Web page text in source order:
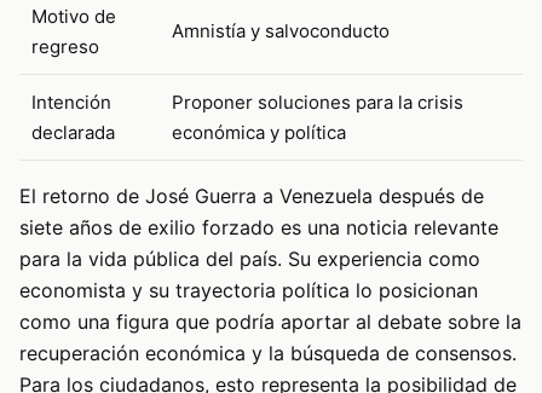
Motivo de
regreso
Amnistía y salvoconducto
Intención
declarada
Proponer soluciones para la crisis
económica y política
El retorno de José Guerra a Venezuela después de
siete años de exilio forzado es una noticia relevante
para la vida pública del país. Su experiencia como
economista y su trayectoria política lo posicionan
como una figura que podría aportar al debate sobre la
recuperación económica y la búsqueda de consensos.
Para los ciudadanos, esto representa la posibilidad de